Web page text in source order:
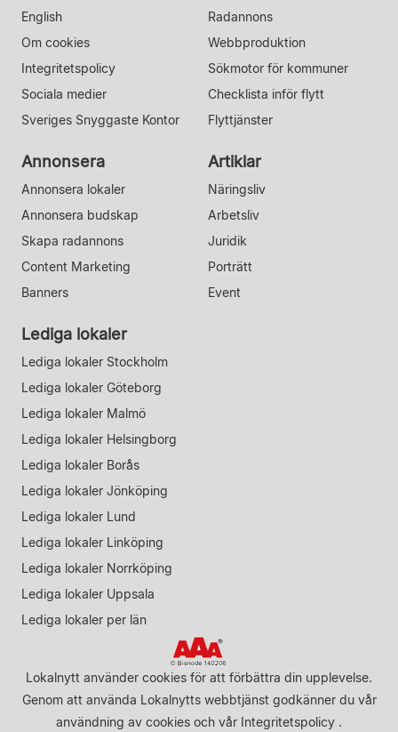
English
Om cookies
Integritetspolicy
Sociala medier
Sveriges Snyggaste Kontor
Radannons
Webbproduktion
Sökmotor för kommuner
Checklista inför flytt
Flyttjänster
Annonsera
Annonsera lokaler
Annonsera budskap
Skapa radannons
Content Marketing
Banners
Artiklar
Näringsliv
Arbetsliv
Juridik
Porträtt
Event
Lediga lokaler
Lediga lokaler Stockholm
Lediga lokaler Göteborg
Lediga lokaler Malmö
Lediga lokaler Helsingborg
Lediga lokaler Borås
Lediga lokaler Jönköping
Lediga lokaler Lund
Lediga lokaler Linköping
Lediga lokaler Norrköping
Lediga lokaler Uppsala
Lediga lokaler per län
Lokalnytt använder cookies för att förbättra din upplevelse.
Genom att använda Lokalnytts webbtjänst godkänner du vår
användning av cookies och vår Integritetspolicy .